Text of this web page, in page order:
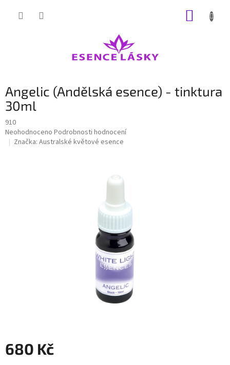
Angelic (Andělská esence) - tinktura
30ml
910
Průměrné
hodnocení
Neohodnoceno Podrobnosti hodnocení
Značka: Australské květové esence
680 Kč